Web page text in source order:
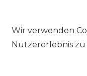
Freie
Wir verwenden
Nutzererlebnis zu